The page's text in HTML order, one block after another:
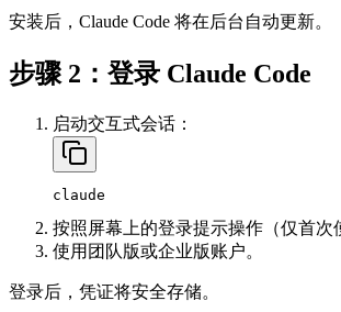
安装后，Claude Code 将在后台自动更新。
步骤 2：登录 Claude Code
启动交互式会话：
按照屏幕上的登录提示操作（仅首次
使用团队版或企业版账户。
登录后，凭证将安全存储。